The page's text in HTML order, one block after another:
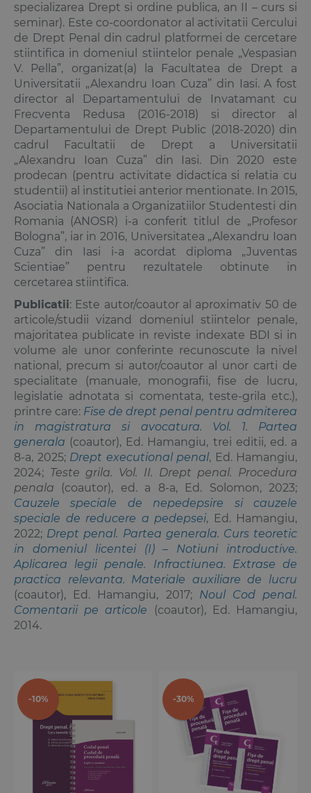
specializarea Drept si ordine publica, an II – curs si
seminar). Este co-coordonator al activitatii Cercului
de Drept Penal din cadrul platformei de cercetare
stiintifica in domeniul stiintelor penale „Vespasian
V. Pella”, organizat(a) la Facultatea de Drept a
Universitatii „Alexandru Ioan Cuza” din Iasi. A fost
director al Departamentului de Invatamant cu
Frecventa Redusa (2016-2018) si director al
Departamentului de Drept Public (2018-2020) din
cadrul Facultatii de Drept a Universitatii
„Alexandru Ioan Cuza” din Iasi. Din 2020 este
prodecan (pentru activitate didactica si relatia cu
studentii) al institutiei anterior mentionate. In 2015,
Asociatia Nationala a Organizatiilor Studentesti din
Romania (ANOSR) i-a conferit titlul de „Profesor
Bologna”, iar in 2016, Universitatea „Alexandru Ioan
Cuza” din Iasi i-a acordat diploma „Juventas
Scientiae” pentru rezultatele obtinute in
cercetarea stiintifica.
Publicatii: Este autor/coautor al aproximativ 50 de
articole/studii vizand domeniul stiintelor penale,
majoritatea publicate in reviste indexate BDI si in
volume ale unor conferinte recunoscute la nivel
national, precum si autor/coautor al unor carti de
specialitate (manuale, monografii, fise de lucru,
legislatie adnotata si comentata, teste-grila etc.),
printre care: Fise de drept penal pentru admiterea
in magistratura si avocatura. Vol. 1. Partea
generala (coautor), Ed. Hamangiu, trei editii, ed. a
8-a, 2025; Drept executional penal, Ed. Hamangiu,
2024; Teste grila. Vol. II. Drept penal. Procedura
penala (coautor), ed. a 8-a, Ed. Solomon, 2023;
Cauzele speciale de nepedepsire si cauzele
speciale de reducere a pedepsei, Ed. Hamangiu,
2022; Drept penal. Partea generala. Curs teoretic
in domeniul licentei (I) – Notiuni introductive.
Aplicarea legii penale. Infractiunea. Extrase de
practica relevanta. Materiale auxiliare de lucru
(coautor), Ed. Hamangiu, 2017;
Noul Cod penal.
Comentarii pe articole
(coautor), Ed. Hamangiu,
2014.
-10% -30%